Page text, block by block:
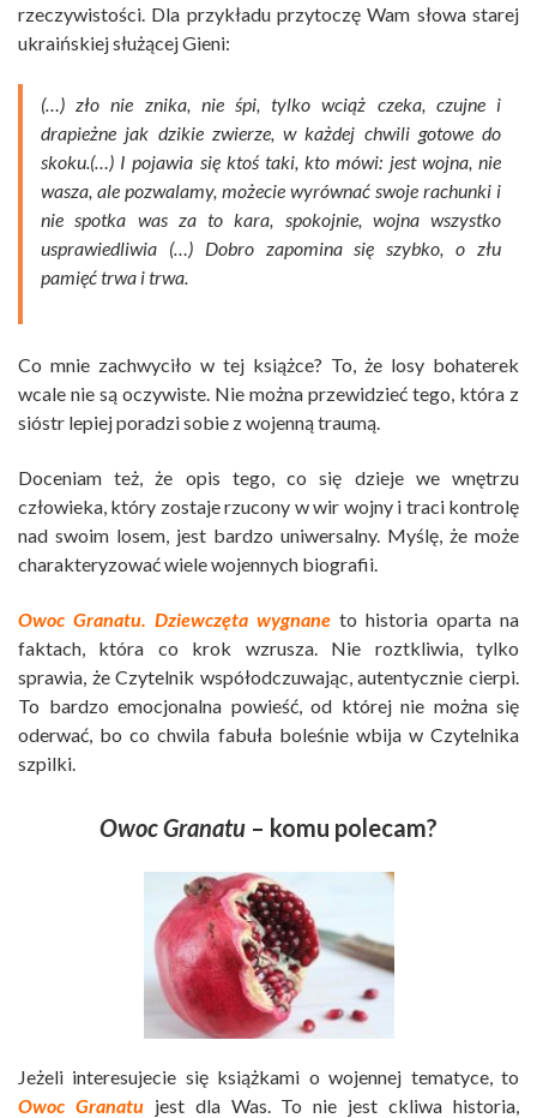
rzeczywistości. Dla przykładu przytoczę Wam słowa starej
ukraińskiej służącej Gieni:
(…) zło nie znika, nie śpi, tylko wciąż czeka, czujne i
drapieżne jak dzikie zwierze, w każdej chwili gotowe do
skoku.(…) I pojawia się ktoś taki, kto mówi: jest wojna, nie
wasza, ale pozwalamy, możecie wyrównać swoje rachunki i
nie spotka was za to kara, spokojnie, wojna wszystko
usprawiedliwia (…) Dobro zapomina się szybko, o złu
pamięć trwa i trwa.
Co mnie zachwyciło w tej książce? To, że losy bohaterek
wcale nie są oczywiste. Nie można przewidzieć tego, która z
sióstr lepiej poradzi sobie z wojenną traumą.
Doceniam też, że opis tego, co się dzieje we wnętrzu
człowieka, który zostaje rzucony w wir wojny i traci kontrolę
nad swoim losem, jest bardzo uniwersalny. Myślę, że może
charakteryzować wiele wojennych biografii.
Owoc Granatu. Dziewczęta wygnane to historia oparta na
faktach, która co krok wzrusza. Nie roztkliwia, tylko
sprawia, że Czytelnik współodczuwając, autentycznie cierpi.
To bardzo emocjonalna powieść, od której nie można się
oderwać, bo co chwila fabuła boleśnie wbija w Czytelnika
szpilki.
Owoc Granatu – komu polecam?
Jeżeli interesujecie się książkami o wojennej tematyce, to
Owoc Granatujest dla Was. To nie jest ckliwa historia,